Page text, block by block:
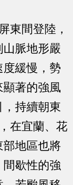
東間登陸，
脈地形嚴
緩慢，勢
著的強風
持續朝東
在宜蘭、花
地區也將
歇性的強